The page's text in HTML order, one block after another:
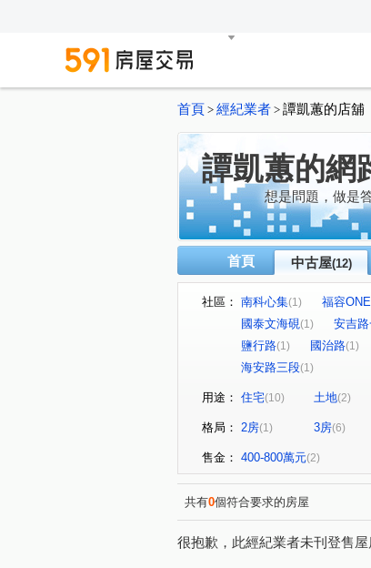
首頁 > 經紀業者 > 譚凱蕙的店舖
譚凱蕙的網
想是問題，做是
首頁 中古屋(12)
社區： 南科心集(1) 福容ONE
國泰文海硯(1) 安吉
鹽行路(1) 國治路(1)
海安路三段(1)
用途： 住宅(10) 土地(2)
格局： 2房(1) 3房(6)
售金： 400-800萬元(2)
共有0個符合要求的房屋
很抱歉，此經紀業者未刊登售屋